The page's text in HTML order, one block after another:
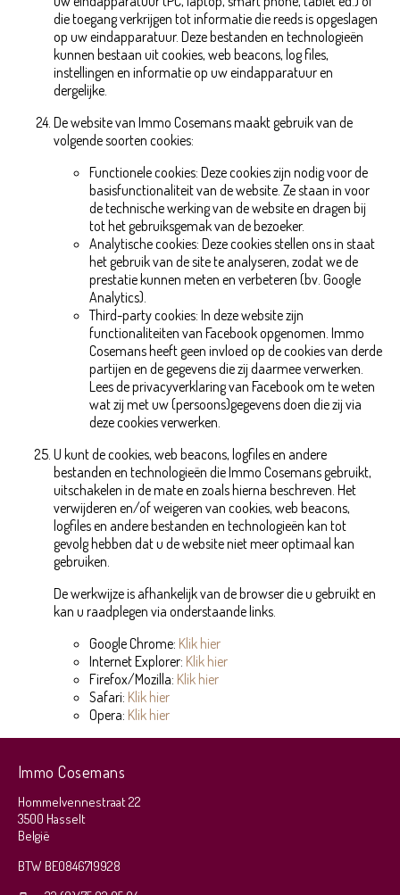
die toegang verkrijgen tot informatie die reeds is opgeslagen
op uw eindapparatuur. Deze bestanden en technologieën
kunnen bestaan uit cookies, web beacons, log files,
instellingen en informatie op uw eindapparatuur en
dergelijke.
De website van Immo Cosemans maakt gebruik van de
volgende soorten cookies:
Functionele cookies: Deze cookies zijn nodig voor de
basisfunctionaliteit van de website. Ze staan in voor
de technische werking van de website en dragen bij
tot het gebruiksgemak van de bezoeker.
Analytische cookies: Deze cookies stellen ons in staat
het gebruik van de site te analyseren, zodat we de
prestatie kunnen meten en verbeteren (bv. Google
Analytics).
Third-party cookies: In deze website zijn
functionaliteiten van Facebook opgenomen. Immo
Cosemans heeft geen invloed op de cookies van derde
partijen en de gegevens die zij daarmee verwerken.
Lees de privacyverklaring van Facebook om te weten
wat zij met uw (persoons)gegevens doen die zij via
deze cookies verwerken.
U kunt de cookies, web beacons, logfiles en andere
bestanden en technologieën die Immo Cosemans gebruikt,
uitschakelen in de mate en zoals hierna beschreven. Het
verwijderen en/of weigeren van cookies, web beacons,
logfiles en andere bestanden en technologieën kan tot
gevolg hebben dat u de website niet meer optimaal kan
gebruiken.
De werkwijze is afhankelijk van de browser die u gebruikt en
kan u raadplegen via onderstaande links.
Google Chrome: Klik hier
Internet Explorer: Klik hier
Firefox/Mozilla: Klik hier
Safari: Klik hier
Opera: Klik hier
Immo Cosemans
Hommelvennestraat 22
3500 Hasselt
België
BTW BE0846719928